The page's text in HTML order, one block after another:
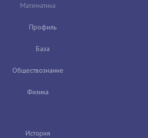
Математика
Профиль
База
Обществознание
Физика
История